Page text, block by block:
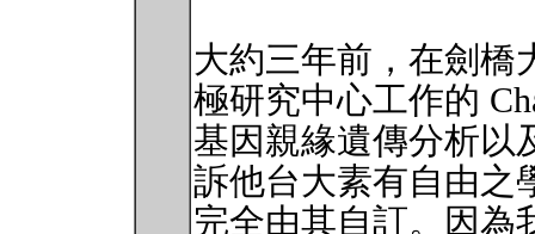
大約三年前，在劍橋
極研究中心工作的
基因親緣遺傳分析以
訴他台大素有自由之
完全由其自訂。因為